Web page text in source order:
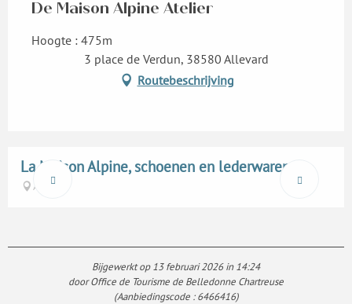
De Maison Alpine Atelier
Hoogte : 475m
3 place de Verdun, 38580 Allevard
Routebeschrijving
La Maison Alpine, schoenen en lederwaren
Allevard
Bijgewerkt op 13 februari 2026 in 14:24
door Office de Tourisme de Belledonne Chartreuse
(Aanbiedingscode :6466416)